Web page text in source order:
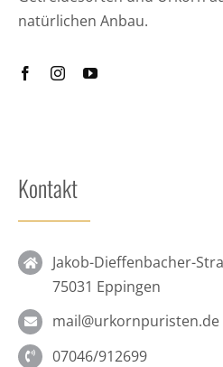
natürlichen Anbau.
Kontakt
Jakob-Dieffenbacher-
75031 Eppingen
mail@urkornpuristen.de
07046/912699